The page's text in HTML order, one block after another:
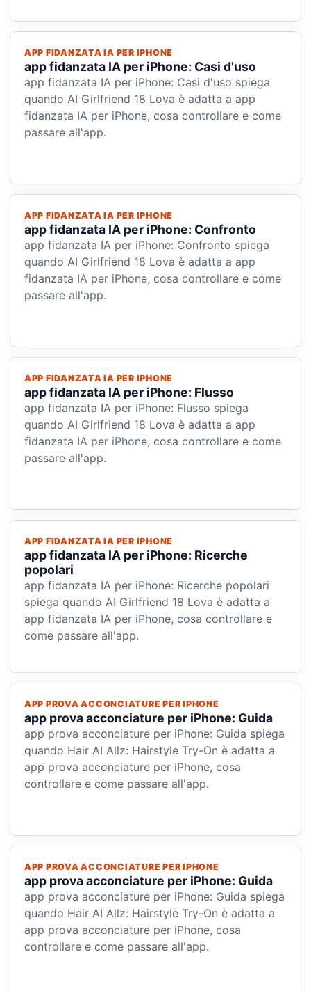
APP FIDANZATA IA PER IPHONE
app fidanzata IA per iPhone: Casi d'uso
app fidanzata IA per iPhone: Casi d'uso spiega
quando AI Girlfriend 18 Lova è adatta a app
fidanzata IA per iPhone, cosa controllare e come
passare all'app.
APP FIDANZATA IA PER IPHONE
app fidanzata IA per iPhone: Confronto
app fidanzata IA per iPhone: Confronto spiega
quando AI Girlfriend 18 Lova è adatta a app
fidanzata IA per iPhone, cosa controllare e come
passare all'app.
APP FIDANZATA IA PER IPHONE
app fidanzata IA per iPhone: Flusso
app fidanzata IA per iPhone: Flusso spiega
quando AI Girlfriend 18 Lova è adatta a app
fidanzata IA per iPhone, cosa controllare e come
passare all'app.
APP FIDANZATA IA PER IPHONE
app fidanzata IA per iPhone: Ricerche
popolari
app fidanzata IA per iPhone: Ricerche popolari
spiega quando AI Girlfriend 18 Lova è adatta a
app fidanzata IA per iPhone, cosa controllare e
come passare all'app.
APP PROVA ACCONCIATURE PER IPHONE
app prova acconciature per iPhone: Guida
app prova acconciature per iPhone: Guida spiega
quando Hair AI Allz: Hairstyle Try-On è adatta a
app prova acconciature per iPhone, cosa
controllare e come passare all'app.
APP PROVA ACCONCIATURE PER IPHONE
app prova acconciature per iPhone: Guida
app prova acconciature per iPhone: Guida spiega
quando Hair AI Allz: Hairstyle Try-On è adatta a
app prova acconciature per iPhone, cosa
controllare e come passare all'app.